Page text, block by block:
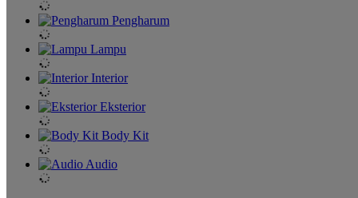
Pengharum
Lampu
Interior
Eksterior
Body Kit
Audio